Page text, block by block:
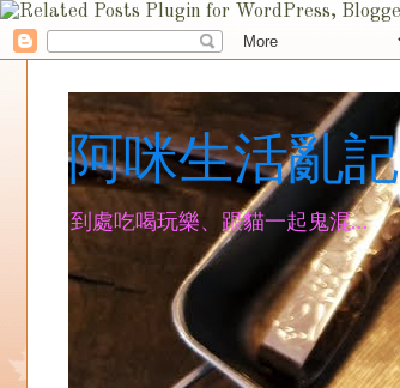
阿咪生活亂記
到處吃喝玩樂、跟貓一起鬼混...